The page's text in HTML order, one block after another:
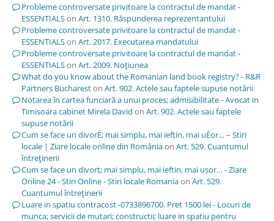
Probleme controversate privitoare la contractul de mandat -
ESSENTIALSon Art. 1310. Răspunderea reprezentantului
Probleme controversate privitoare la contractul de mandat -
ESSENTIALSon Art. 2017. Executarea mandatului
Probleme controversate privitoare la contractul de mandat -
ESSENTIALSon Art. 2009. Noţiunea
What do you know about the Romanian land book registry? - R&R
Partners Buchareston Art. 902. Actele sau faptele supuse notării
Notarea în cartea funciară a unui proces; admisibilitate - Avocat in
Timisoara cabinet Mirela David on Art. 902. Actele sau faptele
supuse notării
Cum se face un divorÈ; mai simplu, mai ieftin, mai uÈor… – Stiri
locale | Ziare locale online din Româniaon Art. 529. Cuantumul
întreţinerii
Cum se face un divorț; mai simplu, mai ieftin, mai ușor… - Ziare
Online 24 - Stiri Online - Stiri locale Romaniaon Art. 529.
Cuantumul întreţinerii
Luare in spatiu contracost -0733896700. Pret 1500 lei - Locuri de
munca; servicii de mutari; constructii; luare in spatiu pentru